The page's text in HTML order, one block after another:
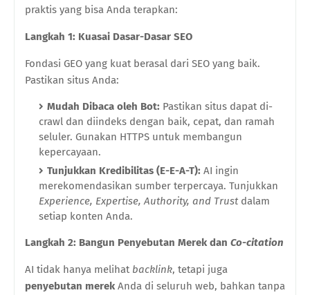
praktis yang bisa Anda terapkan:
Langkah 1: Kuasai Dasar-Dasar SEO
Fondasi GEO yang kuat berasal dari SEO yang baik.
Pastikan situs Anda:
Mudah Dibaca oleh Bot: Pastikan situs dapat di-
crawl dan diindeks dengan baik, cepat, dan ramah
seluler. Gunakan HTTPS untuk membangun
kepercayaan.
Tunjukkan Kredibilitas (E-E-A-T): AI ingin
merekomendasikan sumber terpercaya. Tunjukkan
Experience, Expertise, Authority, and Trust dalam
setiap konten Anda.
Langkah 2: Bangun Penyebutan Merek dan Co-citation
AI tidak hanya melihat backlink, tetapi juga
penyebutan merek Anda di seluruh web, bahkan tanpa